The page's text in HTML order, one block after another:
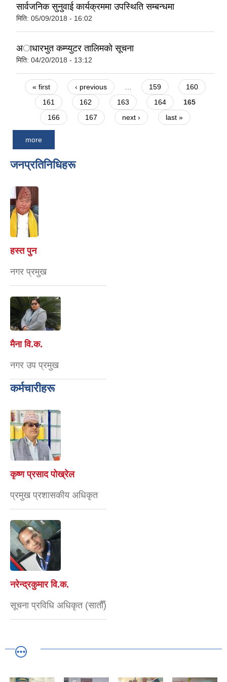
सार्वजनिक सुनुवाई कार्यक्रममा उपस्थिति सम्बन्धमा
मिति: 05/09/2018 - 16:02
अाधारभुत कम्प्युटर तालिमकाे सूचना
मिति: 04/20/2018 - 13:12
Pages
« first ‹ previous 159
160
161
162 163 164
165
166
167 next › last »
more
जनप्रतिनिधिहरू
हस्त पुन
नगर प्रमुख
मैना वि‍.क.
नगर उप प्रमुख
कर्मचारीहरू
कृष्ण प्रसाद पोख्रेल
प्रमुख प्रशासकीय अधिकृत
नरेन्द्रकुमार वि.क.
सूचना प्रविधि अधिकृत (सातौँ)